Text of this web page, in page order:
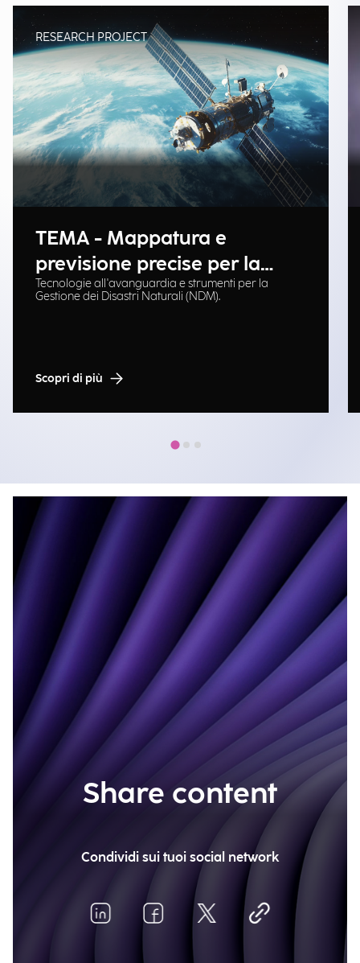
RESEARCH PROJECT
TEMA - Mappatura e
previsione precise per la
gestione delle emergenze
Tecnologie all'avanguardia e strumenti per la
Gestione dei Disastri Naturali (NDM).
Scopri di più
Share content
Condividi sui tuoi social network